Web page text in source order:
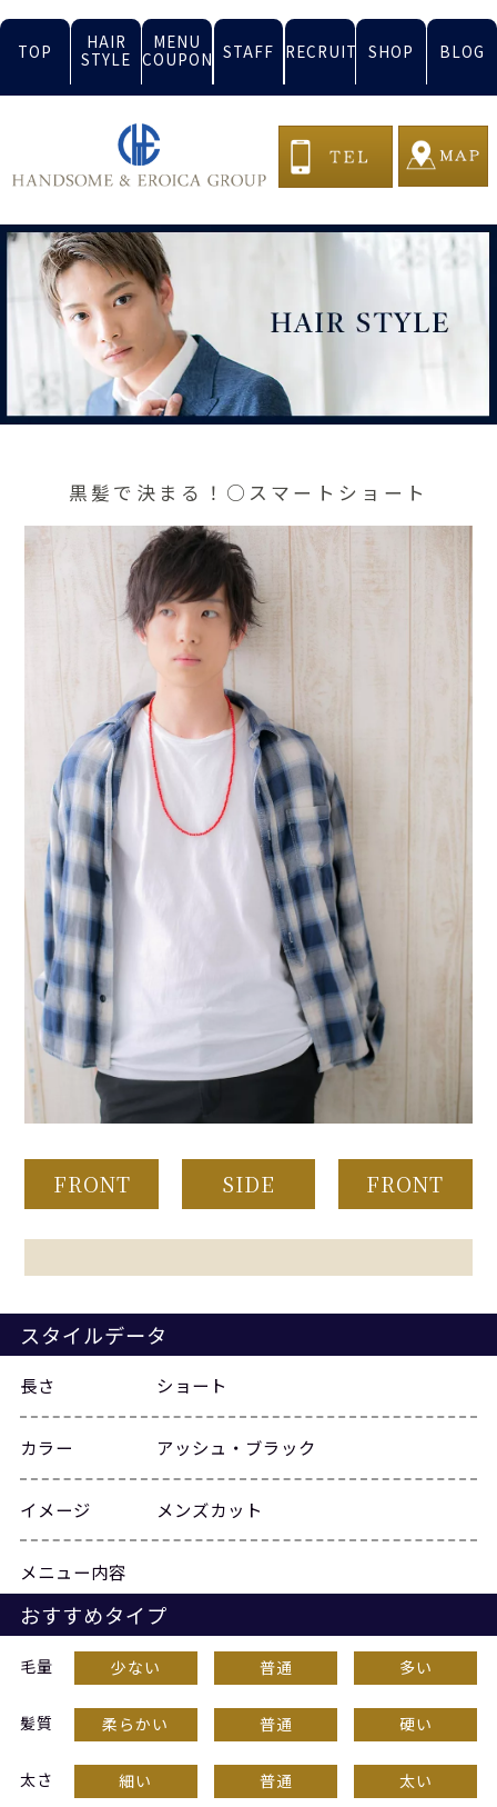
TOP
HAIR
STYLE
MENU
COUPON STAFF RECRUIT SHOP BLOG
黒髪で決まる！○スマートショート
FRONT SIDE FRONT
スタイルデータ
長さ ショート
カラー アッシュ・ブラック
イメージ メンズカット
メニュー内容
おすすめタイプ
毛量 少ない 普通 多い
髪質 柔らかい 普通 硬い
太さ 細い 普通 太い